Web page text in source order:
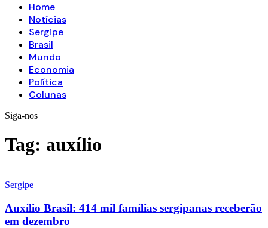
Home
Notícias
Sergipe
Brasil
Mundo
Economia
Política
Colunas
Siga-nos
Tag: auxílio
Sergipe
Auxílio Brasil: 414 mil famílias sergipanas receberão
em dezembro